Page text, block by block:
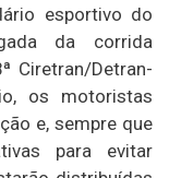
esportivo do
da corrida
Ciretran/Detran-
os motoristas
e, sempre que
para evitar